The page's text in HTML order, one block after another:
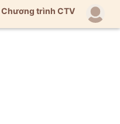
Chương trình CTV